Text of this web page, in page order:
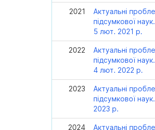
2021
Актуальні
підсумкової
5 лют. 2021 р.
2022
Актуальні
підсумкової
4 лют. 2022 р.
2023
Актуальні
підсумкової
2023 р.
2024 Актуальні